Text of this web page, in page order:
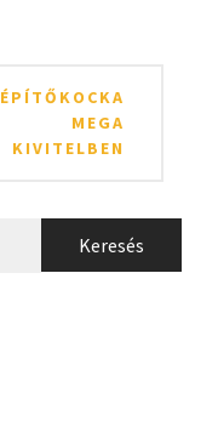
ÉPÍTŐKOCKA
MEGA
KIVITELBEN